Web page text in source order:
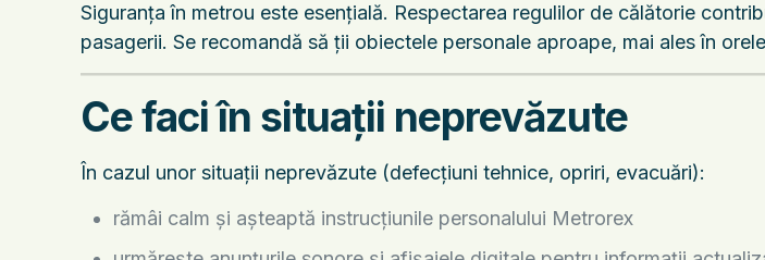
Siguranța în metrou este esențială. Respectarea regulilor de călătorie
pasagerii. Se recomandă să ții obiectele personale aproape, mai ales în
Ce faci în situații neprevăzute
În cazul unor situații neprevăzute (defecțiuni tehnice, opriri, evacuări):
rămâi calm și așteaptă instrucțiunile personalului Metrorex